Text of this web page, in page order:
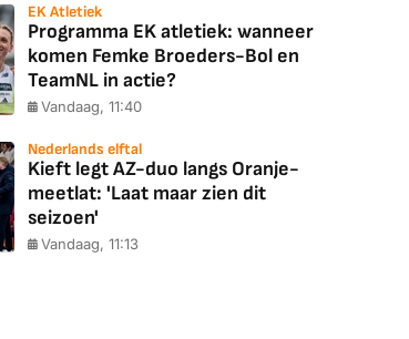
EK Atletiek
Programma EK atletiek: wanneer
komen Femke Broeders-Bol en
TeamNL in actie?
Vandaag, 11:40
Nederlands elftal
Kieft legt AZ-duo langs Oranje-
meetlat: 'Laat maar zien dit
seizoen'
Vandaag, 11:13